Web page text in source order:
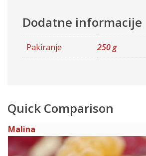
Dodatne informacije
Pakiranje 250 g
Quick Comparison
Malina